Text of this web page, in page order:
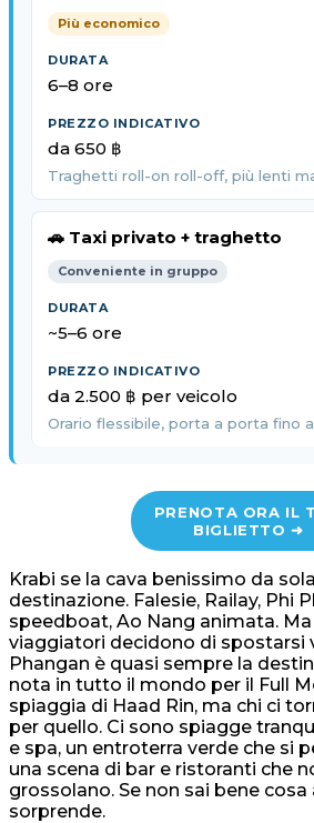
Più economico
6–8 ore
da 650 ฿
Traghetti roll-on roll-off, più lenti
🚗 Taxi privato + traghetto
Conveniente in gruppo
~5–6 ore
da 2.500 ฿ per veicolo
Orario flessibile, porta a porta fino
PRENOTA ORA IL
BIGLIETTO ➜
Krabi se la cava benissimo da
destinazione. Falesie, Railay, Phi
speedboat, Ao Nang animata.
viaggiatori decidono di spostarsi
Phangan è quasi sempre la
nota in tutto il mondo per il Full
spiaggia di Haad Rin, ma chi ci
per quello. Ci sono spiagge
e spa, un entroterra verde che si
una scena di bar e ristoranti che
grossolano. Se non sai bene cosa
sorprende.